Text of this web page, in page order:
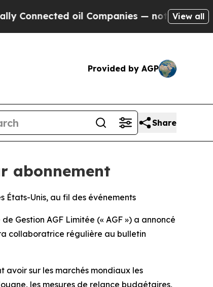
oil Companies — not Taxpayers — the
View all
Provided by AGP
Share
abonnement
Unis, au fil des événements
Gestion AGF Limitée (« AGF ») a annoncé
collaboratrice régulière au bulletin
avoir sur les marchés mondiaux les
les mesures de relance budgétaires,